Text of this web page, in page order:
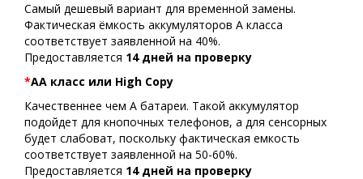
Самый дешевый вариант для временной замены.
Фактическая ёмкость аккумуляторов A класса
соответствует заявленной на 40%.
Предоставляется 14 дней на проверку
*АA класс или High Copy
Качественнее чем А батареи. Такой аккумулятор
подойдет для кнопочных телефонов, а для сенсорных
будет слабоват, поскольку фактическая емкость
соответствует заявленной на 50-60%.
Предоставляется 14 дней на проверку